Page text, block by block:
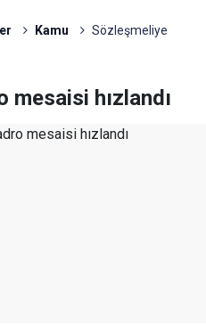
Kamu
Sözleşmeliye
mesaisi hızlandı